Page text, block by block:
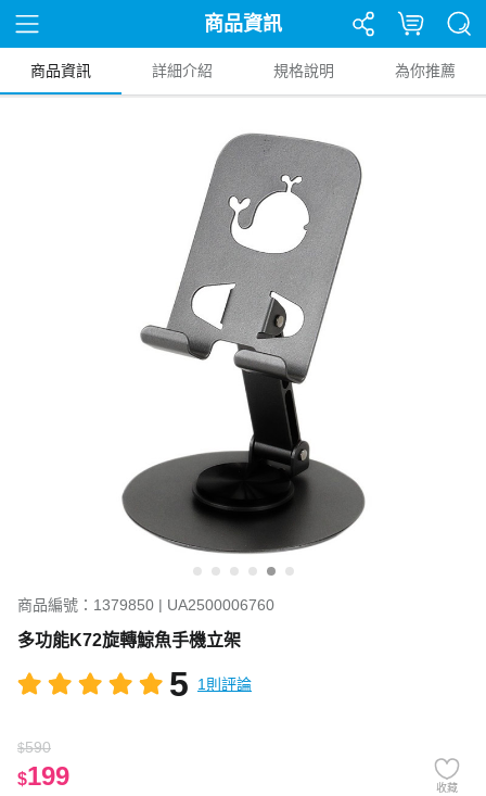
商品資訊
商品資訊 詳細介紹 規格說明 為你推薦
商品編號：1379850 | UA2500006760
多功能K72旋轉鯨魚手機立架
5 1則評論
$590
$199 收藏